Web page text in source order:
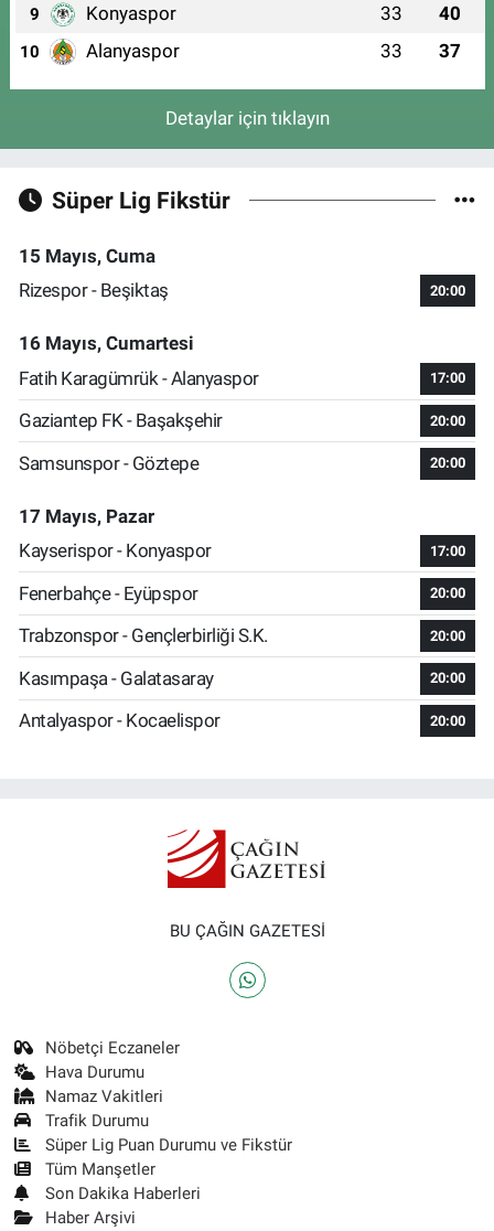
9 Konyaspor 33 40
10 Alanyaspor 33 37
Detaylar için tıklayın
Süper Lig Fikstür
15 Mayıs, Cuma
Rizespor - Beşiktaş
20:00
16 Mayıs, Cumartesi
Fatih Karagümrük - Alanyaspor
17:00
Gaziantep FK - Başakşehir 20:00
Samsunspor - Göztepe 20:00
17 Mayıs, Pazar
Kayserispor - Konyaspor
17:00
Fenerbahçe - Eyüpspor 20:00
Trabzonspor - Gençlerbirliği S.K. 20:00
Kasımpaşa - Galatasaray 20:00
Antalyaspor - Kocaelispor 20:00
BU ÇAĞIN GAZETESİ
Nöbetçi Eczaneler
Hava Durumu
Namaz Vakitleri
Trafik Durumu
Süper Lig Puan Durumu ve Fikstür
Tüm Manşetler
Son Dakika Haberleri
Haber Arşivi